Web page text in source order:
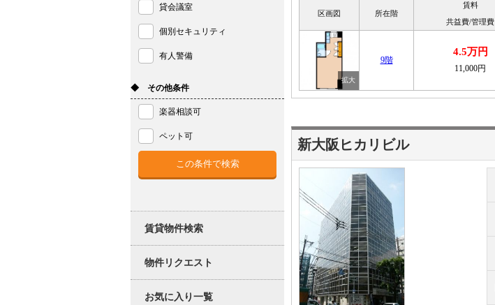
区画図 所在階
賃料
共益費/管理費
9階
4.5万円
11,000円
新大阪ヒカリビル
貸会議室
個別セキュリティ
有人警備
◆ その他条件
楽器相談可
ペット可
賃貸物件検索
物件リクエスト
お気に入り一覧